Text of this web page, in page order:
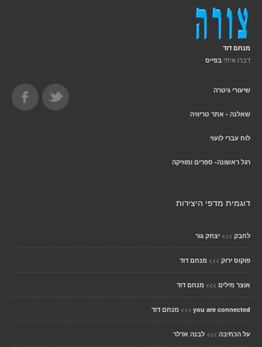
מנחם דוד
דברו איתי בפייס
שיעורי גיטרה
שאלנה - אתר טריוויה
לוח עברי לועזי
רגל ראשונה- ספרים ומוזיקה
דוגמית מדפי היצירות
לחבק >>> יצחק גור
פוקוס ירוק >>> מנחם דוד
אוצר מילים >>> מנחם דוד
you are connected
>>> מנחם דוד
על הכתיבה >>> לבנה אדלר